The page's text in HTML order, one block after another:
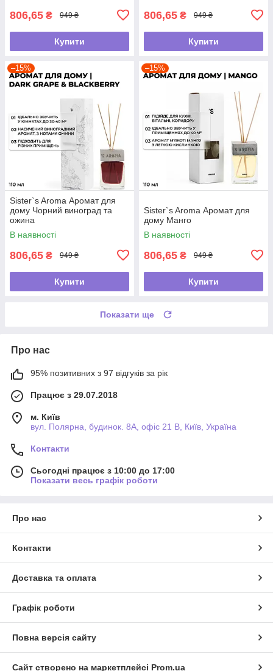
806,65 ₴ 949 ₴
Купити
806,65 ₴ 949 ₴
Купити
–15%
Sister`s Aroma Аромат для
дому Чорний виноград та
ожина
В наявності
806,65 ₴ 949 ₴
Купити
–15%
Sister`s Aroma Аромат для
дому Манго
В наявності
806,65 ₴ 949 ₴
Купити
Показати ще
Про нас
95% позитивних з 97 відгуків за рік
Працює з 29.07.2018
м. Київ
вул. Полярна, будинок. 8А, офіс 21 В, Київ, Україна
Контакти
Сьогодні працює з 10:00 до 17:00
Показати весь графік роботи
Про нас
Контакти
Доставка та оплата
Графік роботи
Повна версія сайту
Сайт створено на маркетплейсі Prom.ua